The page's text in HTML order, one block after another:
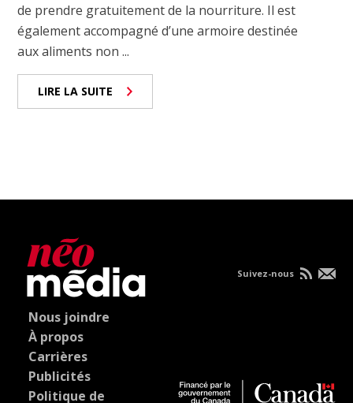
de prendre gratuitement de la nourriture. Il est
également accompagné d’une armoire destinée
aux aliments non ...
LIRE LA SUITE
Nous joindre
À propos
Carrières
Publicités
Politique de
Suivez-nous